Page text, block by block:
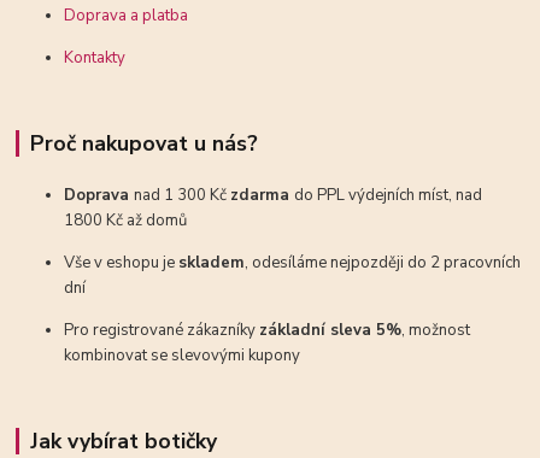
Doprava a platba
Kontakty
Proč nakupovat u nás?
Dopravanad 1 300 Kč zdarma do PPL výdejních míst, nad
1800 Kč až domů
Vše v eshopu je skladem, odesíláme nejpozději do 2 pracovních
dní
Pro registrované zákazníky základní sleva 5%, možnost
kombinovat se slevovými kupony
Jak vybírat botičky